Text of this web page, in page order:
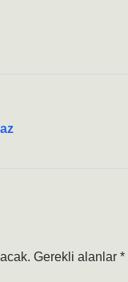
Gerekli alanlar *